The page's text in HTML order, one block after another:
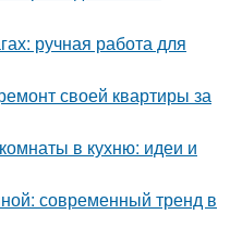
ручная работа для
своей квартиры за
в кухню: идеи и
современный тренд в